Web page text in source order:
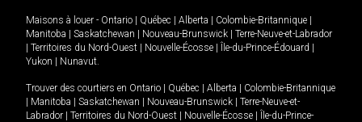
Maisons à louer - Ontario | Québec | Alberta | Colombie-Britannique |
Manitoba | Saskatchewan | Nouveau-Brunswick | Terre-Neuve-et-Labrador
| Territoires du Nord-Ouest | Nouvelle-Écosse | Île-du-Prince-Édouard |
Yukon | Nunavut
Trouver des courtiers en Ontario | Québec | Alberta | Colombie-Britannique
| Manitoba | Saskatchewan | Nouveau-Brunswick | Terre-Neuve-et-
Labrador | Territoires du Nord-Ouest | Nouvelle-Écosse | Île-du-Prince-